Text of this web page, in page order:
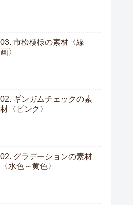
03. 市松模様の素材〈線
画〉
02. ギンガムチェックの素
材〈ピンク〉
02. グラデーションの素材
〈水色～黄色〉